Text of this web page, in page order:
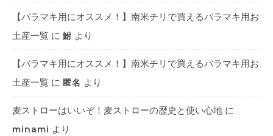
【バラマキ用にオススメ！】南米チリで買えるバラマキ用お
土産一覧 に 鮒 より
【バラマキ用にオススメ！】南米チリで買えるバラマキ用お
土産一覧 に 匿名 より
麦ストローはいいぞ！麦ストローの歴史と使い心地 に
minami より